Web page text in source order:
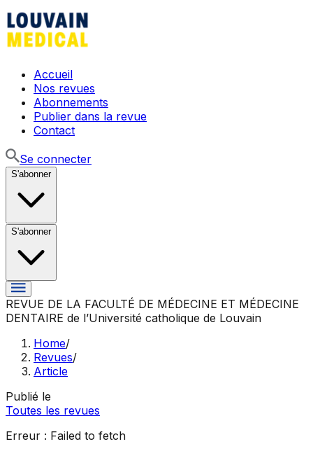
Accueil
Nos revues
Abonnements
Publier dans la revue
Contact
Se connecter
S'abonner
S'abonner
REVUE DE LA FACULTÉ DE MÉDECINE ET MÉDECINE
DENTAIRE de l’Université catholique de Louvain
Home/
Revues/
Article
Publié le
Toutes les revues
Erreur : Failed to fetch